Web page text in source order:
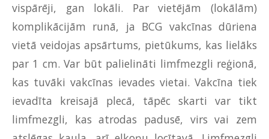
vispārēji, gan lokāli. Par vietējām (lokālām)
komplikācijām runā, ja BCG vakcīnas dūriena
vietā veidojas apsārtums, pietūkums, kas lielāks
par 1 cm. Var būt palielināti limfmezgli reģionā,
kas tuvāki vakcīnas ievades vietai. Vakcīna tiek
ievadīta kreisajā plecā, tāpēc skarti var tikt
limfmezgli, kas atrodas padusē, virs vai zem